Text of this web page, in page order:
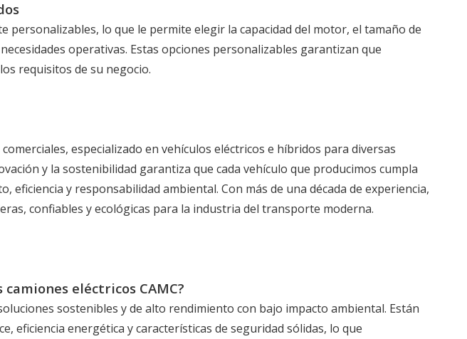
personalizables, lo que le permite elegir la capacidad del motor, el tamaño de
operativas. Estas opciones personalizables garantizan que
requisitos de su negocio.
especializado en vehículos eléctricos e híbridos para diversas
y la sostenibilidad garantiza que cada vehículo que producimos cumpla
eficiencia y responsabilidad ambiental. Con más de una década de experiencia,
confiables y ecológicas para la industria del transporte moderna.
camiones eléctricos CAMC?
sostenibles y de alto rendimiento con bajo impacto ambiental. Están
eficiencia energética y características de seguridad sólidas, lo que